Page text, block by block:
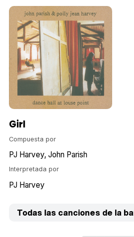
Girl
Compuesta por
PJ Harvey John Parish
Interpretada por
PJ Harvey
Todas las canciones de la